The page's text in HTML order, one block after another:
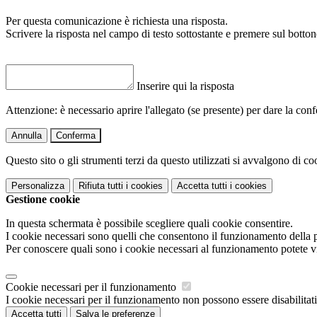
Per questa comunicazione è richiesta una risposta.
Scrivere la risposta nel campo di testo sottostante e premere sul
Inserire qui la risposta
Attenzione: è necessario aprire l'allegato (se presente) per dare la
Annulla Conferma
Questo sito o gli strumenti terzi da questo utilizzati si avvalgono di
Personalizza Rifiuta tutti i cookies Accetta tutti i cookies
Gestione cookie
In questa schermata è possibile scegliere quali cookie consentire.
I cookie necessari sono quelli che consentono il funzionamento
Per conoscere quali sono i cookie necessari al funzionamento potete
Cookie necessari per il funzionamento
I cookie necessari per il funzionamento non possono essere
Accetta tutti Salva le preferenze